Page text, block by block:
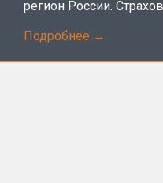
регион России.
Подробнее →